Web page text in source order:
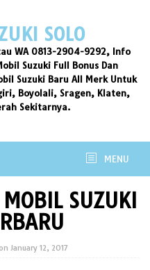
SOLO
WA 0813-2904-9292, Info
Suzuki Full Bonus Dan
Suzuki Baru All Merk Untuk
Boyolali, Sragen, Klaten,
Sekitarnya.
MENU
SUZUKI
January 12, 2017